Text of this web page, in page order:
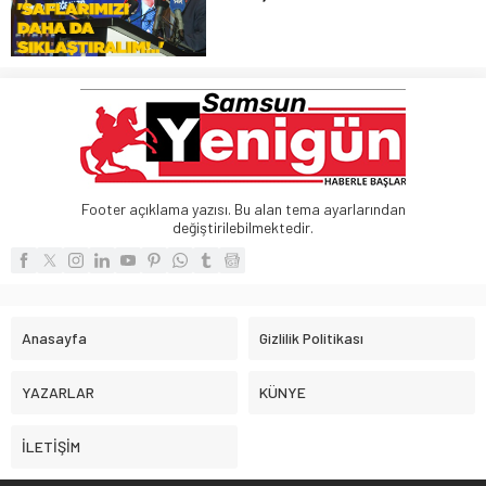
saflarımızı daha da sıklaştıralım" dedi
Footer açıklama yazısı. Bu alan tema ayarlarından
değiştirilebilmektedir.
Anasayfa Gizlilik Politikası
YAZARLAR KÜNYE
İLETİŞİM